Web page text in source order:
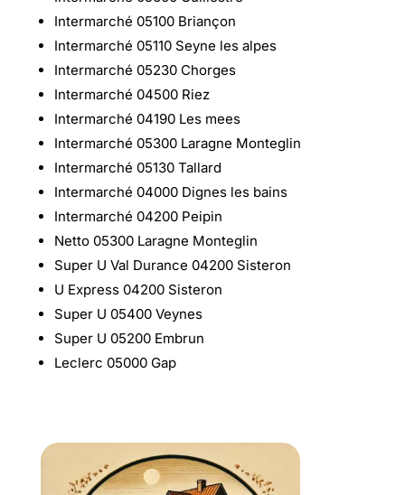
Intermarché 05100 Briançon
Intermarché 05110 Seyne les alpes
Intermarché 05230 Chorges
Intermarché 04500 Riez
Intermarché 04190 Les mees
Intermarché 05300 Laragne Monteglin
Intermarché 05130 Tallard
Intermarché 04000 Dignes les bains
Intermarché 04200 Peipin
Netto 05300 Laragne Monteglin
Super U Val Durance 04200 Sisteron
U Express 04200 Sisteron
Super U 05400 Veynes
Super U 05200 Embrun
Leclerc 05000 Gap